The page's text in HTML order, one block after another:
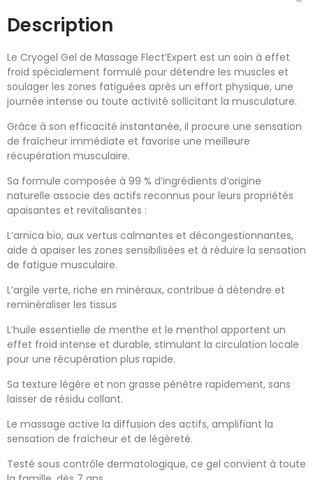
Description
Le Cryogel Gel de Massage Flect’Expert est un soin à effet
froid spécialement formulé pour détendre les muscles et
soulager les zones fatiguées après un effort physique, une
journée intense ou toute activité sollicitant la musculature.
Grâce à son efficacité instantanée, il procure une sensation
de fraîcheur immédiate et favorise une meilleure
récupération musculaire.
Sa formule composée à 99 % d’ingrédients d’origine
naturelle associe des actifs reconnus pour leurs propriétés
apaisantes et revitalisantes :
L’arnica bio, aux vertus calmantes et décongestionnantes,
aide à apaiser les zones sensibilisées et à réduire la sensation
de fatigue musculaire.
L’argile verte, riche en minéraux, contribue à détendre et
reminéraliser les tissus
L’huile essentielle de menthe et le menthol apportent un
effet froid intense et durable, stimulant la circulation locale
pour une récupération plus rapide.
Sa texture légère et non grasse pénètre rapidement, sans
laisser de résidu collant.
Le massage active la diffusion des actifs, amplifiant la
sensation de fraîcheur et de légèreté.
Testé sous contrôle dermatologique, ce gel convient à toute